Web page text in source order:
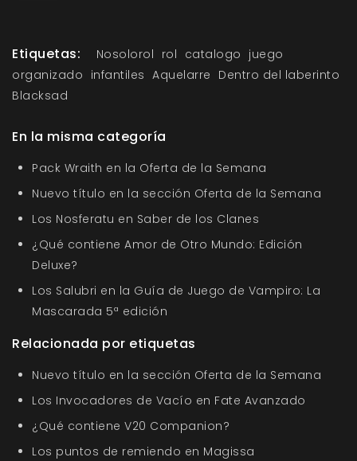
Etiquetas: Nosolorol rol catalogo juego
organizado infantiles Aquelarre Dentro del laberinto
Blacksad
En la misma categoría
Pack Wraith en la Oferta de la Semana
Nuevo título en la sección Oferta de la Semana
Los Nosferatu en Saber de los Clanes
¿Qué contiene Amor de Otro Mundo: Edición
Deluxe?
Los Salubri en la Guía de Juego de Vampiro: La
Mascarada 5ª edición
Relacionada por etiquetas
Nuevo título en la sección Oferta de la Semana
Los Invocadores de Vacío en Fate Avanzado
¿Qué contiene V20 Companion?
Los puntos de remiendo en Magissa